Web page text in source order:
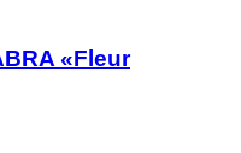
«Fleur